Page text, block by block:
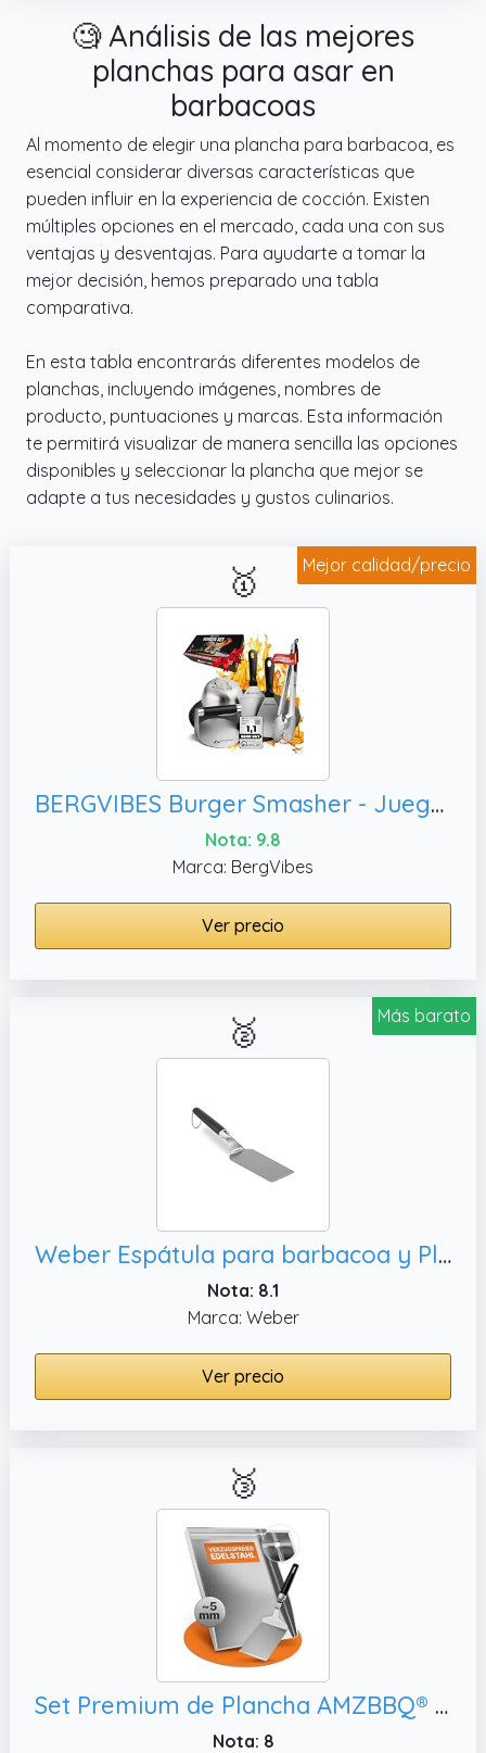
mientras que su estructura robusta ofrece
máxima estabilidad durante el uso.
✔️ GARANTÍA DE 3 AÑOS PARA MAYOR
juego de chimenea con una garantía de 3
años contra defectos de materiales o
fabricación. Esto garantiza una inversión
segura, con la confianza de contar con un
producto robusto, fiable y diseñado para
durar en el tiempo.
✔️ MANTENIMIENTO SENCILLO Y LARGA VIDA
basta con dejarla enfriar tras su uso, limpiar
con cepillo metálico y aplicar una fina capa
de aceite que protege contra la oxidación.
Este cuidado sencillo asegura una plancha
duradera, resistente y lista para múltiples
usos, manteniendo sus propiedades
🧐 Análisis de las mejores
planchas para asar en
barbacoas
Al momento de elegir una plancha para barbacoa, es
esencial considerar diversas características que
pueden influir en la experiencia de cocción. Existen
múltiples opciones en el mercado, cada una con sus
ventajas y desventajas. Para ayudarte a tomar la
mejor decisión, hemos preparado una tabla
comparativa.
En esta tabla encontrarás diferentes modelos de
planchas, incluyendo imágenes, nombres de
producto, puntuaciones y marcas. Esta información
te permitirá visualizar de manera sencilla las opciones
disponibles y seleccionar la plancha que mejor se
adapte a tus necesidades y gustos culinarios.
Mejor calidad/precio
🥇
BERGVIBES Burger Smasher - Juego de 5 piezas para hamburguesas de acero inoxidable, juego de plancha
Nota: 9.8
Marca: BergVibes
Ver precio
Más barato
🥈
Weber Espátula para barbacoa y Plancha, con gancho para colgar - Negro / Plateado (6206)
Nota: 8.1
Marca: Weber
Ver precio
🥉
Set Premium de Plancha AMZBBQ® - 40 x 30 cm - aproximadamente 5 mm de acero inoxidable macizo - 20% más fuerte que las planchas convencionales - Parrilla para barbacoa de gas y carbón - Accesorio para
Nota: 8